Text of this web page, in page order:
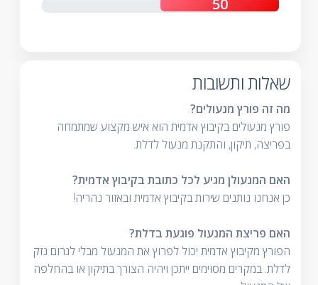
שאלות ותשובות
מה זה פורץ מנעולים?
פורץ מנעולים בקיבוץ אדמית הוא איש מקצוע שמתמחה
בפריצה, תיקון, והתקנת מנעול לדלת.
האם המנעולן מגיע לכל כתובת בקיבוץ אדמית?
כן אנחנו נותנים שירות בקיבוץ אדמית ובאזור נהריה!
האם פריצת המנעול פוגעת בדלת?
הפורץ מקיבוץ אדמית יכול לפרוץ את המנעול מבלי לגרום נזק
לדלת. במקרים מסוימים ייתכן ויהיה הצורך בתיקון או בהחלפה